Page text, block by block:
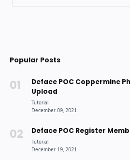
Popular Posts
Deface POC Coppermine
Upload
Deface POC Register